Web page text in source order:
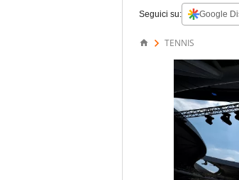
Seguici su: Google
TENNIS